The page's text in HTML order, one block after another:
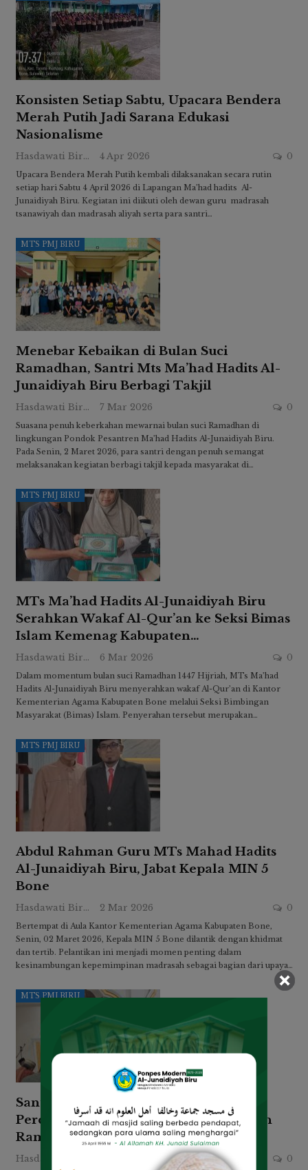
Konsisten Setiap Sabtu, Upacara Bendera
Merah Putih Jadi Sarana Edukasi
Nasionalisme
Hasdawati Biru 4 Apr 2026 0
Upacara Bendera Merah Putih kembali dilaksanakan secara rutin
setiap hari Sabtu 4 April 2026 di Lapangan Ma’had hadits Al-
Junaidiyah Biru. Kegiatan ini diikuti oleh dewan guru madrasah
tsanawiyah dan madrasah aliyah serta para santri…
MTS PMJ BIRU
Menebar Kebaikan di Bulan Suci
Ramadhan, Santri Mts Ma’had Hadits Al-
Junaidiyah Biru Berbagi Takjil
Hasdawati Biru 7 Mar 2026 0
Suasana penuh keberkahan mewarnai bulan suci Ramadhan di
lingkungan Pondok Pesantren Ma’had Hadits Al-Junaidiyah Biru.
Pada Senin, 2 Maret 2026, para santri dengan penuh semangat
melaksanakan kegiatan berbagi takjil kepada masyarakat di…
MTS PMJ BIRU
MTs Ma’had Hadits Al-Junaidiyah Biru
Serahkan Wakaf Al-Qur’an ke Seksi Bimas
Islam Kemenag Kabupaten…
Hasdawati Biru 6 Mar 2026 0
Dalam momentum bulan suci Ramadhan 1447 Hijriah, MTs Ma’had
Hadits Al-Junaidiyah Biru menyerahkan wakaf Al-Qur’an di Kantor
Kementerian Agama Kabupaten Bone melalui Seksi Bimbingan
Masyarakat (Bimas) Islam. Penyerahan tersebut merupakan…
MTS PMJ BIRU
Abdul Rahman Guru MTs Mahad Hadits
Al-Junaidiyah Biru, Jabat Kepala MIN 5
Bone
Hasdawati Biru 2 Mar 2026 0
Bertempat di Aula Kantor Kementerian Agama Kabupaten Bone,
Senin, 02 Maret 2026, Kepala MIN 5 Bone dilantik dengan khidmat
dan tertib. Pelantikan ini menjadi momen penting dalam
kesinambungan kepemimpinan madrasah sebagai bagian dari upaya…
MTS PMJ BIRU
Santri MTs Al Junaidiyah Biru Tampil
Percaya Diri Mengisi Ceramah Tarawih
Ramadhan 1447 H
0